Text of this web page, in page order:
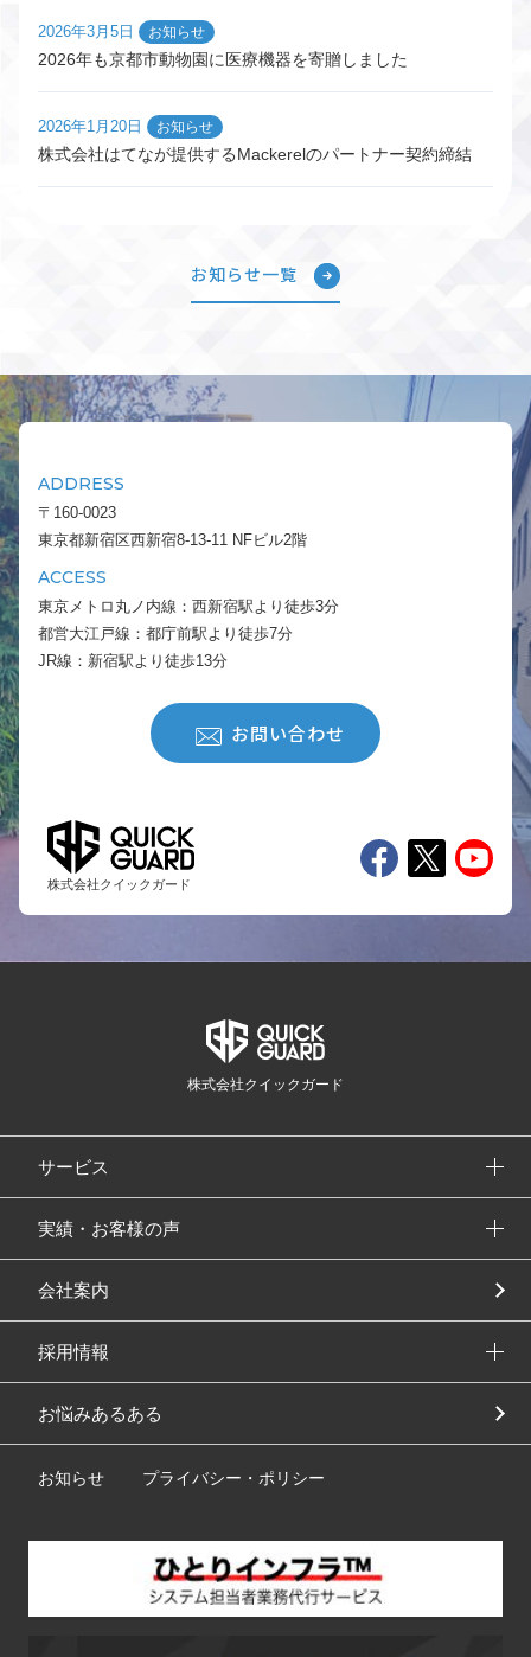
2026年3月5日 お知らせ
2026年も京都市動物園に医療機器を寄贈しました
2026年1月20日 お知らせ
株式会社はてなが提供するMackerelのパートナー契約締結
お知らせ一覧
株式会社クイックガード
ADDRESS
〒160-0023
東京都新宿区西新宿8-13-11 NFビル2階
ACCESS
東京メトロ丸ノ内線：西新宿駅より徒歩3分
都営大江戸線：都庁前駅より徒歩7分
JR線：新宿駅より徒歩13分
お問い合わせ
株式会社クイックガード
サービス
実績・お客様の声
会社案内
採用情報
お悩みあるある
お知らせ プライバシー・ポリシー